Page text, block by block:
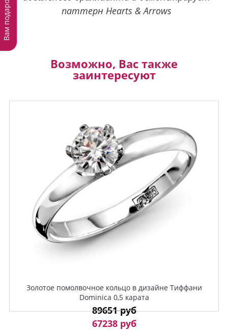
паттерн Hearts & Arrows
Возможно, Вас также
заинтересуют
Золотое помолвочное кольцо в дизайне Тиффани
Dominica 0,5 карата
89651 руб
67238 руб
Вам подарок!